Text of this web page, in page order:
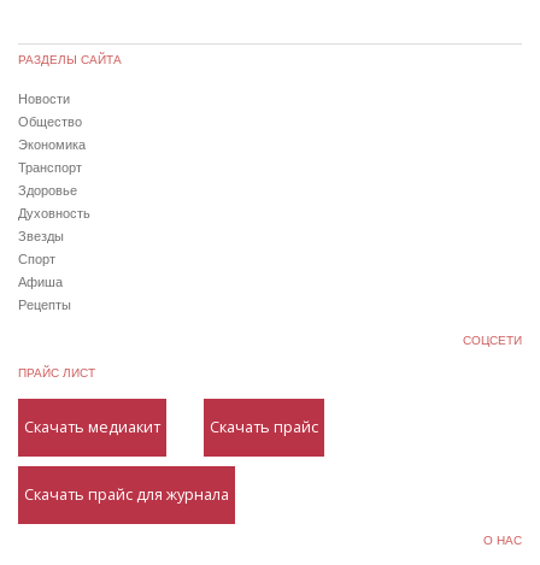
РАЗДЕЛЫ САЙТА
Новости
Общество
Экономика
Транспорт
Здоровье
Духовность
Звезды
Спорт
Афиша
Рецепты
СОЦСЕТИ
ПРАЙС ЛИСТ
Скачать медиакит Скачать прайс
Скачать прайс для журнала
О НАС